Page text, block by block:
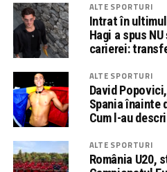
ALTE SPORTURI
Intrat în
Hagi a spus
carierei:
ALTE SPORTURI
David
Spania înainte
Cum l-au
ALTE SPORTURI
România U20,